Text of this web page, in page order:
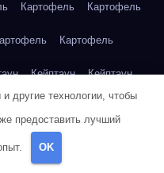
Картофель Картофель
Картофель
Кейптаун Кейптаун
Кейптаун
другие технологии, чтобы
предоставить лучший
OK